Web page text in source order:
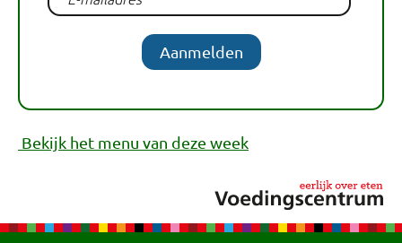
Aanmelden
Bekijk het menu van deze week